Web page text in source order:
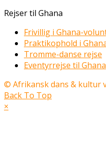
Rejser til Ghana
Frivillig i Ghana-
Praktikophold i
Tromme-danse rejse
Eventyrrejse til Ghana
© Afrikansk dans & kultur
Back To Top
×